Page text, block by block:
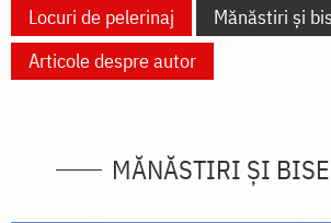
Locuri de pelerinaj
Mănăstiri și
Articole despre autor
MĂNĂSTIRI ȘI